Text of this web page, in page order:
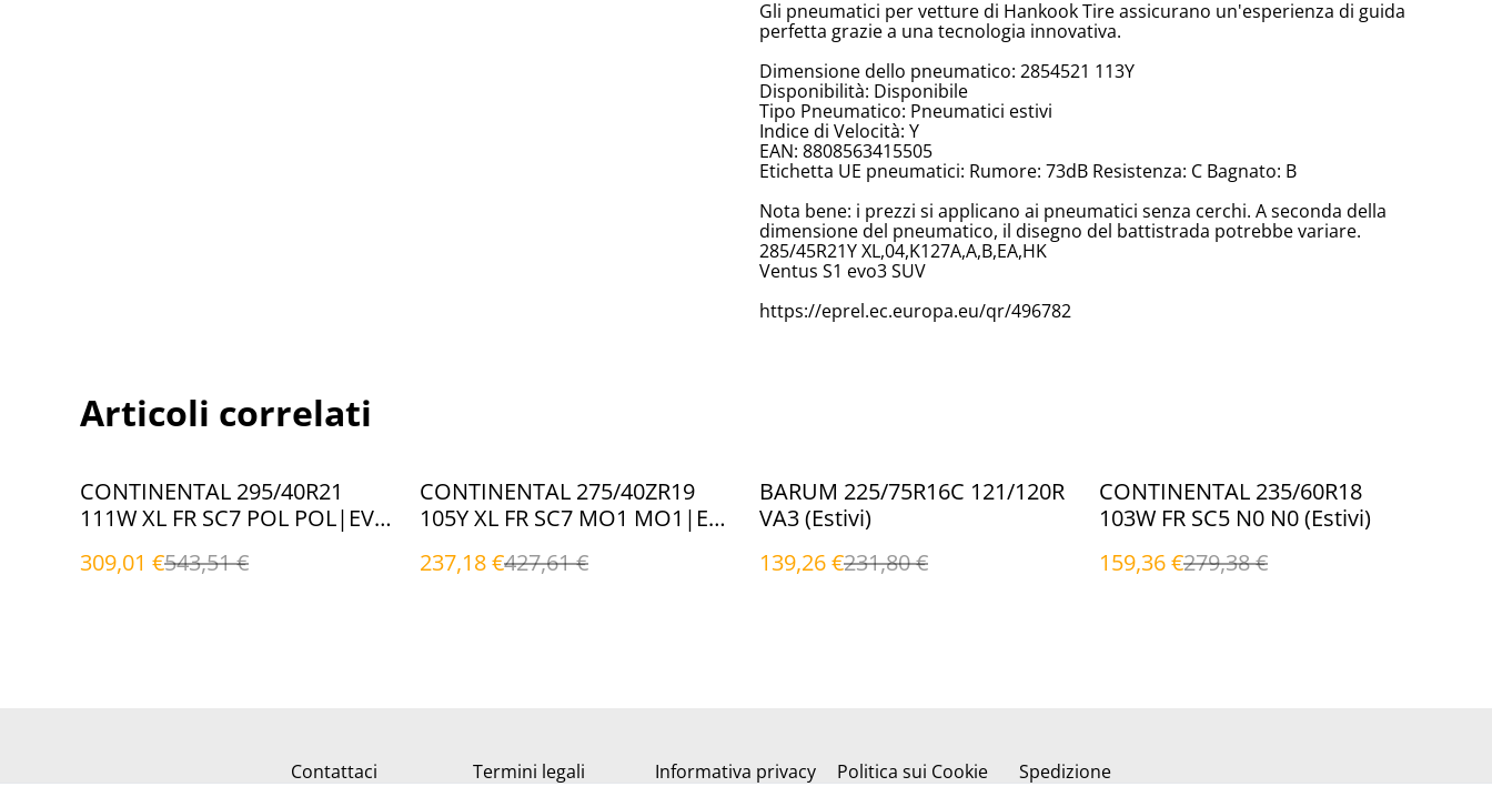
Gli pneumatici per vetture di Hankook Tire assicurano un'esperienza di guida
perfetta grazie a una tecnologia innovativa.
Dimensione dello pneumatico: 2854521 113Y
Disponibilità: Disponibile
Tipo Pneumatico: Pneumatici estivi
Indice di Velocità: Y
EAN: 8808563415505
Etichetta UE pneumatici: Rumore: 73dB Resistenza: C Bagnato: B
Nota bene: i prezzi si applicano ai pneumatici senza cerchi. A seconda della
dimensione del pneumatico, il disegno del battistrada potrebbe variare.
285/45R21Y XL,04,K127A,A,B,EA,HK
Ventus S1 evo3 SUV
https://eprel.ec.europa.eu/qr/496782
Articoli correlati
%
CONTINENTAL 295/40R21
111W XL FR SC7 POL POL|EVc
309,01 €543,51 €
%
CONTINENTAL 275/40ZR19
105Y XL FR SC7 MO1 MO1|EVc
237,18 €427,61 €
%
BARUM 225/75R16C 121/120R
VA3 (Estivi)
139,26 €231,80 €
%
CONTINENTAL 235/60R18
103W FR SC5 N0 N0 (Estivi)
159,36 €279,38 €
Contattaci Termini legali Informativa privacy Politica sui Cookie Spedizione